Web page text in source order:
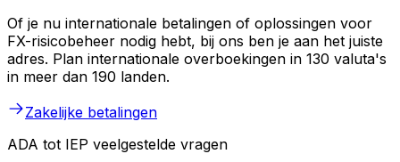
Of je nu internationale betalingen of oplossingen voor
FX-risicobeheer nodig hebt, bij ons ben je aan het juiste
adres. Plan internationale overboekingen in 130 valuta's
in meer dan 190 landen.
Zakelijke betalingen
ADA tot IEP veelgestelde vragen